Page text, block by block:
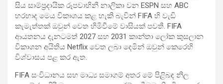
සිය සාම්ප්‍රදායික රූපවාහිනී නාලිකා වන ESPN සහ ABC
හරහාද මෙය විකාශය කළ හැකි බැවින් FIFA හි වැඩි
කැමැත්තක් ඔවුන් වෙත හිමිවීමේ වාසියක් පවතී. FIFA
ආයතනය දැනටමත් 2027 සහ 2031 කාන්තා ලෝක කුසලාන
විකාශන අයිතිය Netflix වෙත ලබා දෙමින් ඔවුන් කෙරෙහි
විශ්වාසය පළ කර ඇත.
FIFA සංවිධානය සහ මාධ්‍ය සමාගම් අතර මේ පිළිබඳ නිල